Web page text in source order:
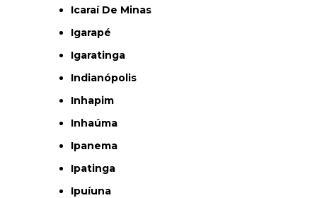
Icaraí De Minas
Igarapé
Igaratinga
Indianópolis
Inhapim
Inhaúma
Ipanema
Ipatinga
Ipuíuna